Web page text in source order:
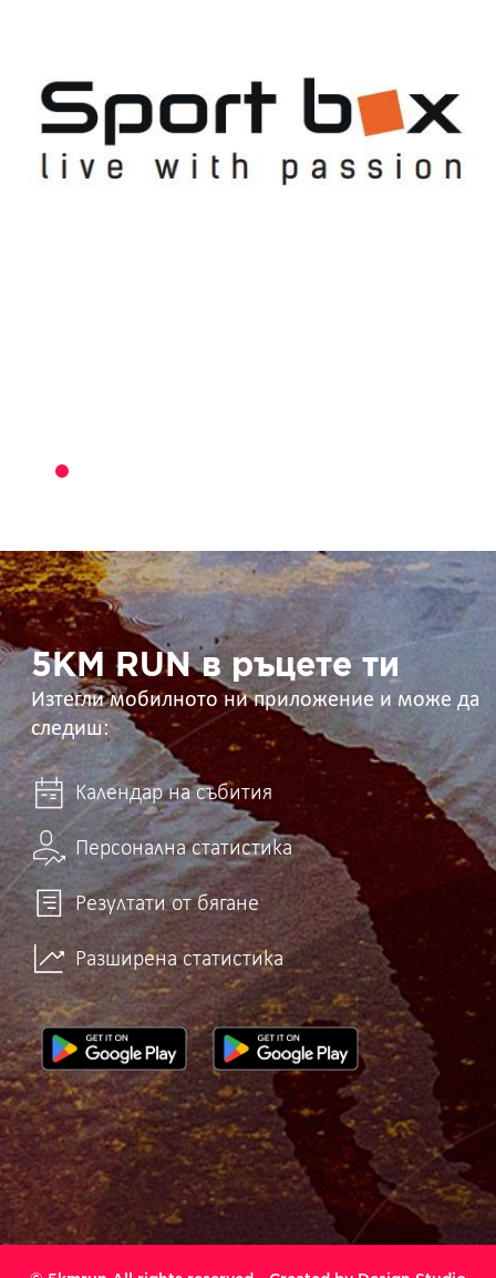
5KM
RUN
в
ръцете
ти 5KM RUN в ръцете ти
Изтегли мобилното ни приложение и може да
следиш:
Календар на събития
Персонална статистика
Резултати от бягане
Разширена статистика